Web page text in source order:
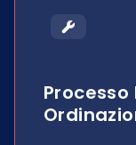
Processo